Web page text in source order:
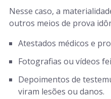
Nesse caso, a
outros meios de prova
Atestados médicos e
Fotografias ou vídeos
Depoimentos de
viram lesões ou danos.